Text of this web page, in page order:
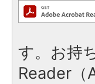
す。お持
Reader（